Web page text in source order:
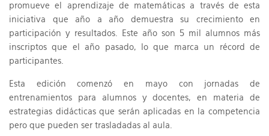
promueve el aprendizaje de matemáticas a través de esta
iniciativa que año a año demuestra su crecimiento en
participación y resultados. Este año son 5 mil alumnos más
inscriptos que el año pasado, lo que marca un récord de
participantes.
Esta edición comenzó en mayo con jornadas de
entrenamientos para alumnos y docentes, en materia de
estrategias didácticas que serán aplicadas en la competencia
pero que pueden ser trasladadas al aula.